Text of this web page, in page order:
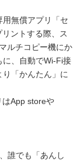
無償アプリ「セ
ントする際、ス
ルチコピー機にか
に、自動でWi-Fi接
「かんたん」に
App storeや
誰でも「あんし